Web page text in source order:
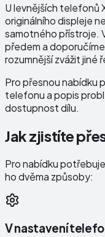
U levnějších telefonů
originálního displeje
samotného přístroje.
předem a
rozumnější zvážit jiné
Pro přesnou nabídku
telefonu a popis
dostupnost dílu.
Jak zjistíte
Pro nabídku
ho dvěma způsoby:
V nastavení